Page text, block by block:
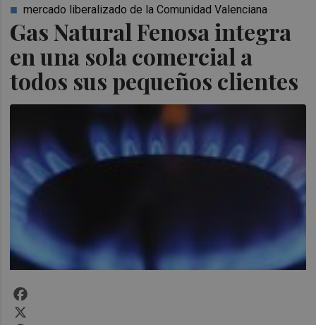
Gas Natural Fenosa integra
en una sola comercial a
todos sus pequeños clientes
mercado liberalizado de la Comunidad Valenciana